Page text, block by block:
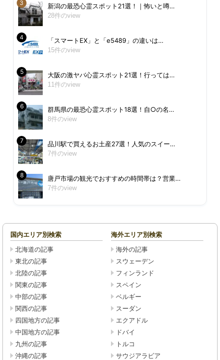
新潟の最恐心霊スポット21選！｜怖いと噂…
28件のview
「スマートEX」と「e5489」の違いは…
15件のview
大阪の激ヤバ心霊スポット21選！行っては…
11件のview
群馬県の最恐心霊スポット18選！自○の名…
8件のview
品川駅で買えるお土産27選！人気のスイー…
7件のview
唐戸市場の観光でおすすめの時間帯は？営業…
7件のview
国内エリア別検索
北海道の記事
東北の記事
北陸の記事
関東の記事
中部の記事
関西の記事
四国地方の記事
中国地方の記事
九州の記事
沖縄の記事
海外エリア別検索
海外の記事
スウェーデン
フィンランド
スペイン
ベルギー
スーダン
エクアドル
ドバイ
トルコ
サウジアラビア